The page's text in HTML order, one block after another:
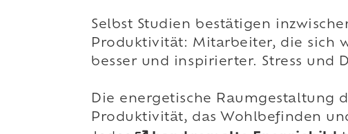
Selbst Studien bestätigen
Produktivität: Mitarbeiter, die sich
besser und inspirierter. Stress und
Die energetische Raumgestaltung
Produktivität, das Wohlbefinden